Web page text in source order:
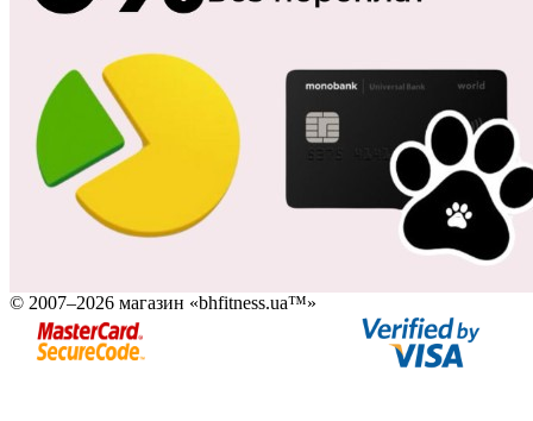
© 2007–2026 магазин «bhfitness.ua™»